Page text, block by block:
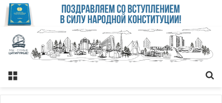
Меню